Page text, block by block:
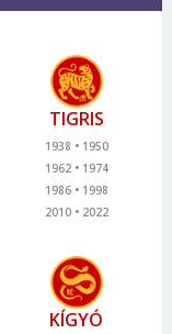
TIGRIS
1938
1950
1962
1974
1986
1998
2010
2022
KÍGYÓ